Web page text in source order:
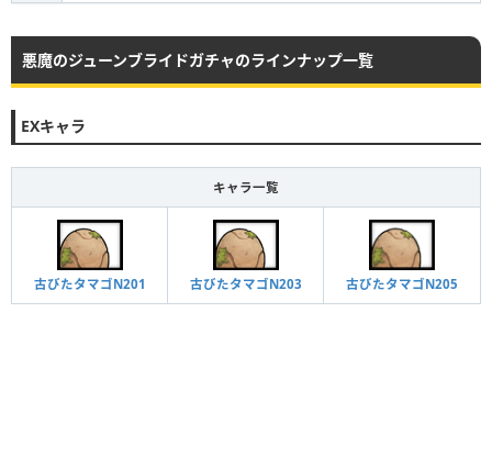
悪魔のジューンブライドガチャのラインナップ一覧
EXキャラ
キャラ一覧
古びたタマゴN201 古びたタマゴN203 古びたタマゴN205